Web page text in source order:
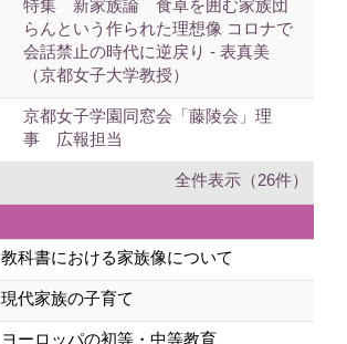
特集 新家族論 食卓を囲む家族団
らんという作られた理想像 コロナで
会話禁止の時代に逆戻り - 表真美
（京都女子大学教授）
京都女子学園同窓会「藤陵会」理
事 広報担当
全件表示（26件）
教科書における家族像について
現代家族の子育て
ヨーロッパの初等・中等教育